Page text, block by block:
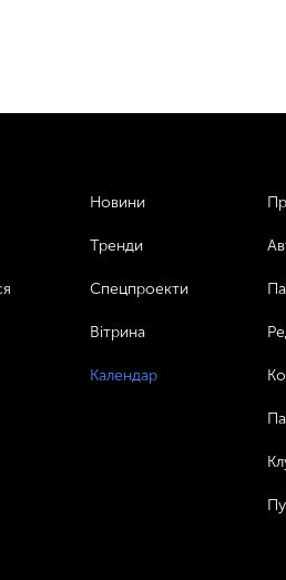
Новини
Тренди
Спецпроекти
Вітрина
Календар